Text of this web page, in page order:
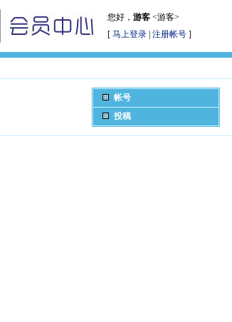
您好， 游客 <游客>
[ 马上登录 注册帐号 ]
帐号
投稿